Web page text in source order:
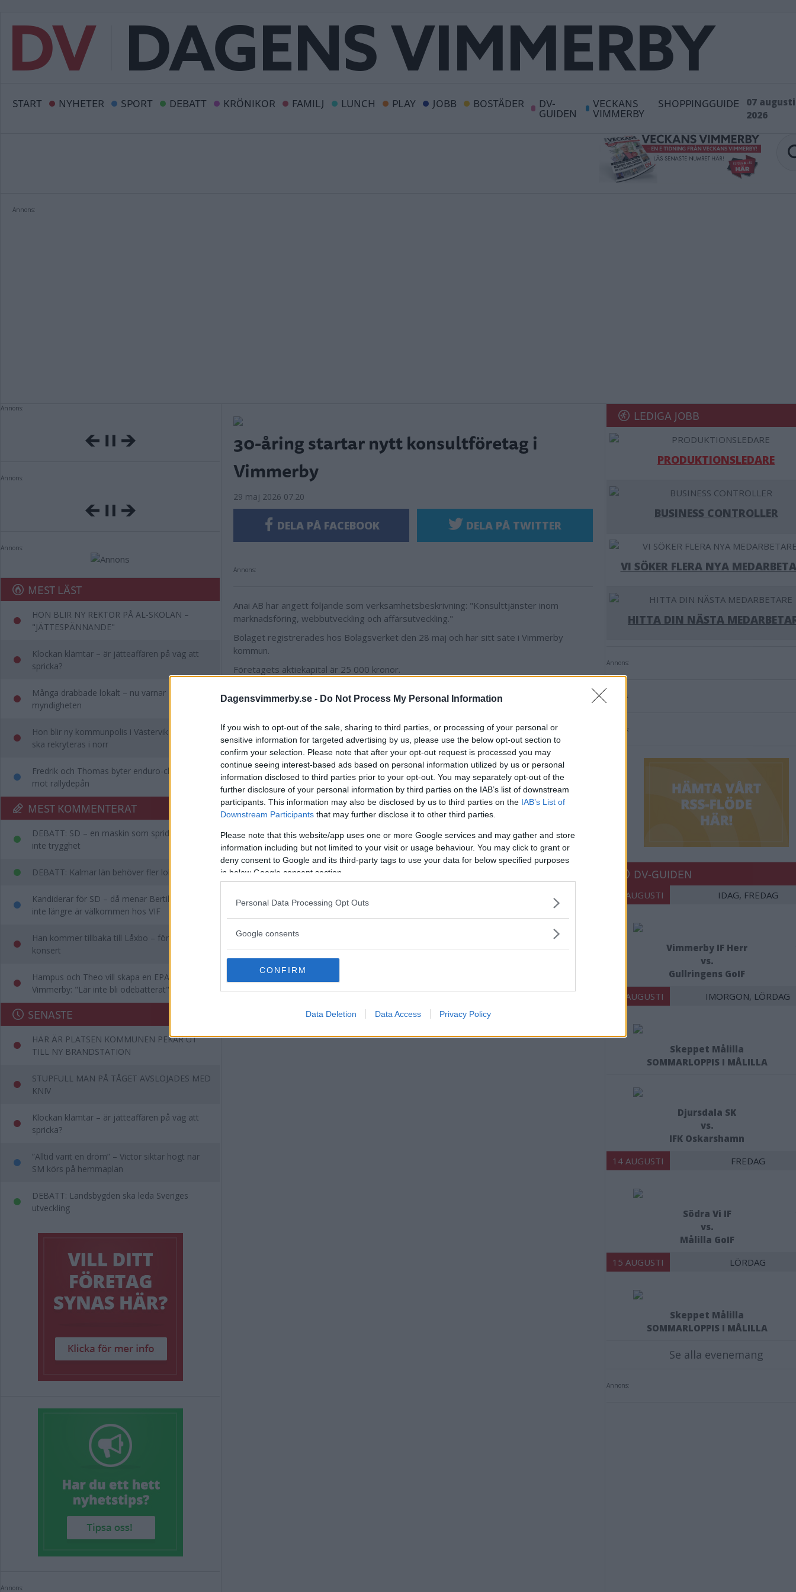
Dagensvimmerby.se - Do Not Process My Personal Information
If you wish to opt-out of the sale, sharing to third parties, or processing of your personal or
sensitive information for targeted advertising by us, please use the below opt-out section to
confirm your selection. Please note that after your opt-out request is processed you may
continue seeing interest-based ads based on personal information utilized by us or personal
information disclosed to third parties prior to your opt-out. You may separately opt-out of the
further disclosure of your personal information by third parties on the IAB’s list of downstream
participants. This information may also be disclosed by us to third parties on the IAB’s List of
Downstream Participants that may further disclose it to other third parties.
Please note that this website/app uses one or more Google services and may gather and store
information including but not limited to your visit or usage behaviour. You may click to grant or
deny consent to Google and its third-party tags to use your data for below specified purposes
in below Google consent section.
Personal Data Processing Opt Outs
Google consents
CONFIRM
Data Deletion Data Access Privacy Policy
START NYHETER SPORT DEBATT KRÖNIKOR FAMILJ LUNCH PLAY JOBB BOSTÄDER DV-
GUIDEN
VECKANS
VIMMERBY
SHOPPINGGUIDE
07 augusti
2026
Annons:
Annons:
Annons:
Annons:
MEST LÄST
HON BLIR NY REKTOR PÅ AL-SKOLAN –
"JÄTTESPÄNNANDE"
Klockan klämtar – är jätteaffären på väg att
spricka?
Många drabbade lokalt – nu varnar
myndigheten
Hon blir ny kommunpolis i Västervik – ny chef
ska rekryteras i norr
Fredrik och Thomas byter enduro-chefandet
mot rallydepån
MEST KOMMENTERAT
DEBATT: SD – en maskin som sprider rädsla,
inte trygghet
DEBATT: Kalmar län behöver fler lobbyister
Kandiderar för SD – då menar Bertil att han
inte längre är välkommen hos VIF
Han kommer tillbaka till Låxbo – för egen
konsert
Hampus och Theo vill skapa en EPA-slinga i
Vimmerby: "Lär inte bli odebatterat"
SENASTE
HÄR ÄR PLATSEN KOMMUNEN PEKAR UT
TILL NY BRANDSTATION
STUPFULL MAN PÅ TÅGET AVSLÖJADES MED
KNIV
Klockan klämtar – är jätteaffären på väg att
spricka?
”Alltid varit en dröm” – Victor siktar högt när
SM körs på hemmaplan
DEBATT: Landsbygden ska leda Sveriges
utveckling
Annons:
30-åring startar nytt konsultföretag i
Vimmerby
29 maj 2026 07.20
DELA PÅ FACEBOOK DELA PÅ TWITTER
Annons:
Anai AB har angett följande som verksamhetsbeskrivning: "Konsulttjänster inom
marknadsföring, webbutveckling och affärsutveckling."
Bolaget registrerades hos Bolagsverket den 28 maj och har sitt säte i Vimmerby
kommun.
Företagets aktiekapital är 25 000 kronor.
LEDIGA JOBB
PRODUKTIONSLEDARE
BUSINESS CONTROLLER
VI SÖKER FLERA NYA
HITTA DIN NÄSTA
Annons:
Annons:
Annons:
DV-GUIDEN
07 AUGUSTI IDAG, FREDAG
Vimmerby IF Herr
vs.
Gullringens GoIF
08 AUGUSTI IMORGON, LÖRDAG
Skeppet Målilla
SOMMARLOPPIS I MÅLILLA
Djursdala SK
vs.
IFK Oskarshamn
14 AUGUSTI FREDAG
Södra Vi IF
vs.
Målilla GoIF
15 AUGUSTI LÖRDAG
Skeppet Målilla
SOMMARLOPPIS I MÅLILLA
Se alla evenemang
Annons: